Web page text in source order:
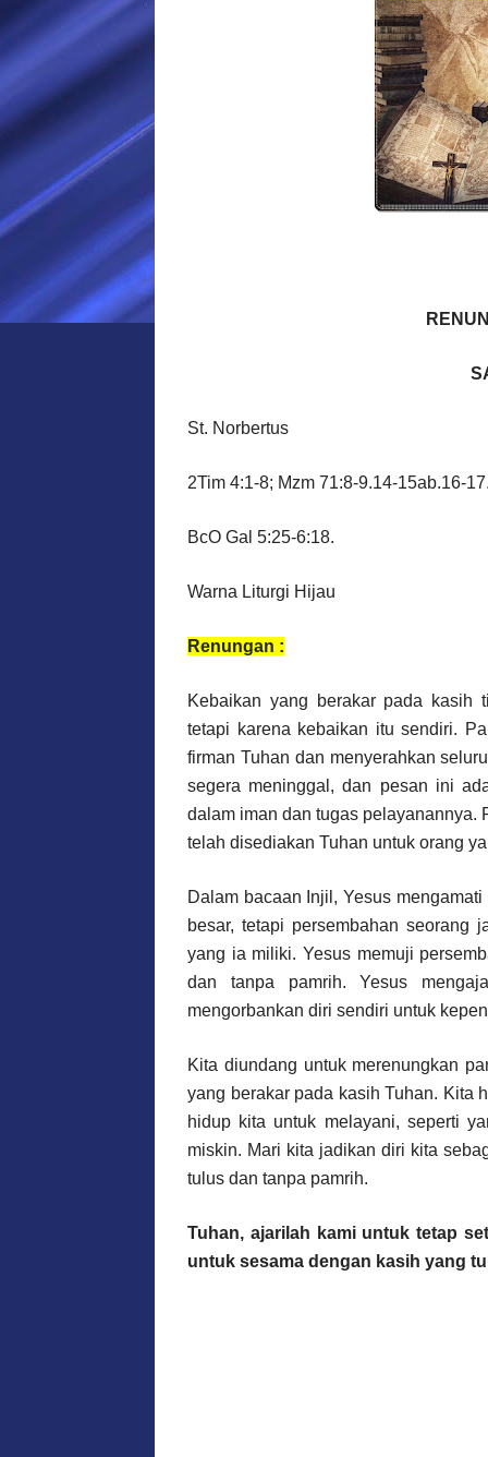
St. Norbertus
2Tim 4:1-8; Mzm 71:8-9.14-15ab.16-
BcO Gal 5:25-6:18.
Warna Liturgi Hijau
Renungan :
Kebaikan yang berakar pada kasih
tetapi karena kebaikan itu sendiri.
firman Tuhan dan menyerahkan
segera meninggal, dan pesan ini
dalam iman dan tugas pelayanannya.
telah disediakan Tuhan untuk orang
Dalam bacaan Injil, Yesus
besar, tetapi persembahan seorang
yang ia miliki. Yesus memuji
dan tanpa pamrih. Yesus
mengorbankan diri sendiri untuk
Kita diundang untuk merenungkan
yang berakar pada kasih Tuhan. Kita
hidup kita untuk melayani, seperti
miskin. Mari kita jadikan diri kita
tulus dan tanpa pamrih.
Tuhan, ajarilah kami untuk tetap
untuk sesama dengan kasih yang